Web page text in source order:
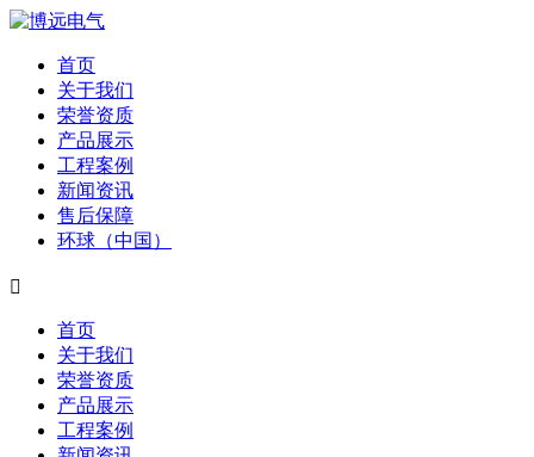
首页
关于我们
荣誉资质
产品展示
工程案例
新闻资讯
售后保障
环球（中国）

首页
关于我们
荣誉资质
产品展示
工程案例